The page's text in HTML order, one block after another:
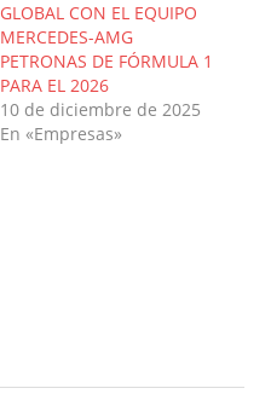
GLOBAL CON EL EQUIPO
MERCEDES-AMG
PETRONAS DE FÓRMULA 1
PARA EL 2026
10 de diciembre de 2025
En «Empresas»